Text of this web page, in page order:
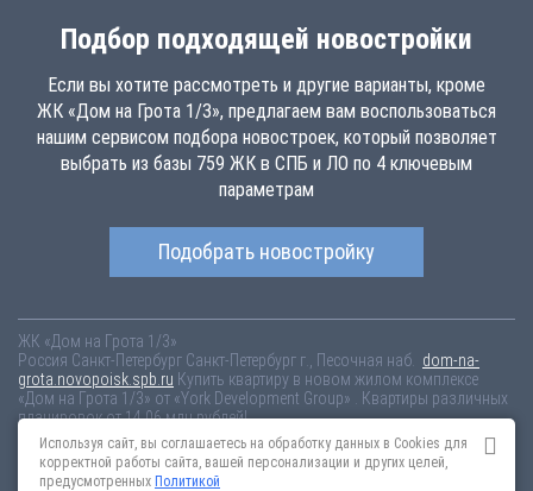
Подбор подходящей новостройки
Если вы хотите рассмотреть и другие варианты, кроме
ЖК «Дом на Грота 1/3», предлагаем вам воспользоваться
нашим сервисом подбора новостроек, который позволяет
выбрать из базы 759 ЖК в СПБ и ЛО по 4 ключевым
параметрам
Подобрать новостройку
ЖК «Дом на Грота 1/3»
Россия Санкт-Петербург Санкт-Петербург г., Песочная наб.
dom-na-
grota.novopoisk.spb.ru Купить квартиру в новом жилом комплексе
«Дом на Грота 1/3» от «York Development Group» . Квартиры различных
планировок от 14.06 млн рублей!
Новостройки Санкт-ПетербургаНовостройки Москвы
Информация на сайте взята из открытых источников, не является
Используя сайт, вы соглашаетесь на обработку данных в Cookies для
корректной работы сайта, вашей персонализации и других целей,
предусмотренных Политикой